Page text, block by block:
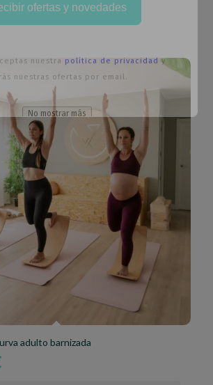
adulto barnizada
ofertas y novedades
nuestra política de privacidad y
nuestras ofertas por email.
No mostrar más
cerrará en segundos